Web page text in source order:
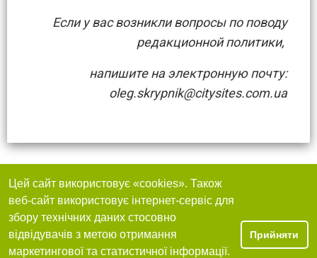
Если у вас возникли вопросы по поводу
редакционной политики,
напишите на электронную почту:
oleg.skrypnik@citysites.com.ua
Цей сайт використовує «cookies». Також
веб-сайт використовує інтернет-сервіс для
збору технічних даних стосовно
відвідувачів з метою отримання
маркетингової та статистичної інформації.
Прийняти